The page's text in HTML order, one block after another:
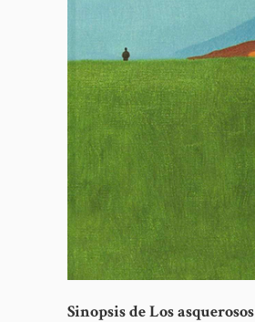
Sinopsis de Los asquerosos